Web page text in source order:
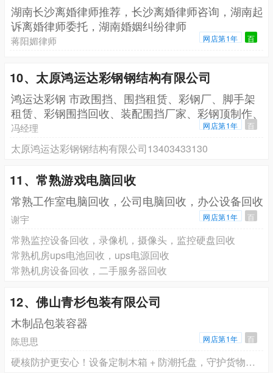
湖南长沙离婚律师推荐，长沙离婚律师咨询，湖南起
诉离婚律师委托，湖南婚姻纠纷律师
蒋阳媚律师 网店第1年 百
10、太原鸿运达彩钢钢结构有限公司
鸿运达彩钢 市政围挡、围挡租赁、彩钢厂、脚手架
租赁、彩钢围挡回收、装配围挡厂家、彩钢顶制作、
集装箱租
冯经理 网店第1年 百
太原鸿运达彩钢钢结构有限公司13403433130
11、常熟游戏电脑回收
常熟工作室电脑回收，公司电脑回收，办公设备回收
谢宇 网店第1年 百
常熟监控设备回收，录像机，摄像头，监控硬盘回收
常熟机房ups电池回收，ups电源回收
常熟机房设备回收，二手服务器回收
12、佛山青杉包装有限公司
木制品包装容器
陈思思 网店第1年 百
硬核防护更安心！设备定制木箱 + 防潮托盘，守护货物运输安全